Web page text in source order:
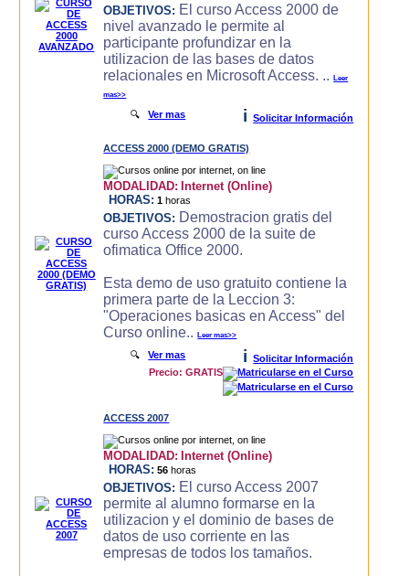
OBJETIVOS: El curso Access 2000 de
nivel avanzado le permite al
participante profundizar en la
utilizacion de las bases de datos
relacionales en Microsoft Access. ..Leer
mas>>
🔍Ver mas i Solicitar Información
ACCESS 2000 (DEMO GRATIS)
MODALIDAD: Internet (Online)
HORAS: 1 horas
OBJETIVOS: Demostracion gratis del
curso Access 2000 de la suite de
ofimatica Office 2000.
Esta demo de uso gratuito contiene la
primera parte de la Leccion 3:
"Operaciones basicas en Access" del
Curso online..Leer mas>>
🔍Ver mas i
Solicitar Información
Precio: GRATIS
ACCESS 2007
MODALIDAD: Internet (Online)
HORAS: 56 horas
OBJETIVOS: El curso Access 2007
permite al alumno formarse en la
utilizacion y el dominio de bases de
datos de uso corriente en las
empresas de todos los tamaños.